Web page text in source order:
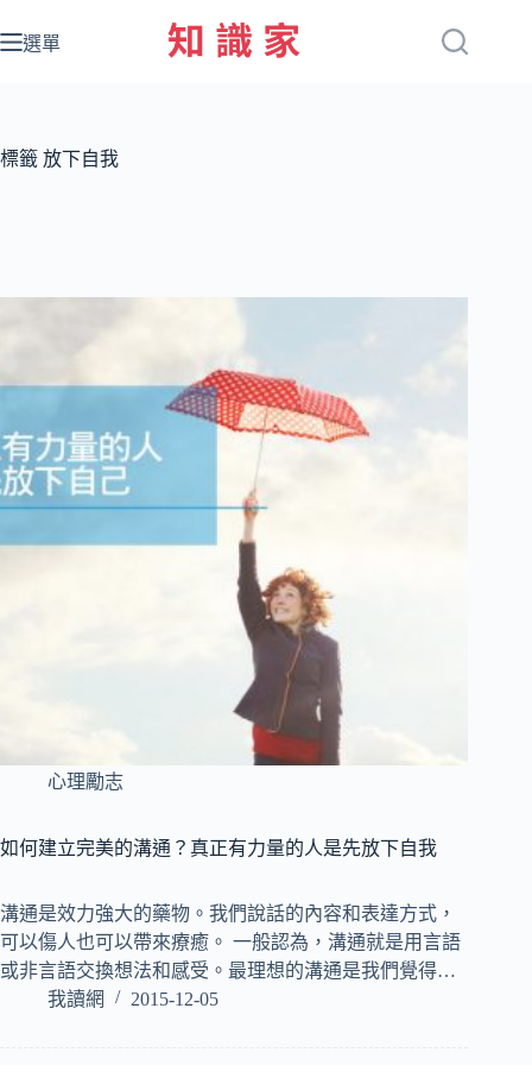
至
容
選單
標籤 放下自我
心理勵志
如何建立完美的溝通？真正有力量的人是先放下自我
溝通是效力強大的藥物。我們說話的內容和表達方式，
可以傷人也可以帶來療癒。 一般認為，溝通就是用言語
或非言語交換想法和感受。最理想的溝通是我們覺得…
我讀網
2015-12-05